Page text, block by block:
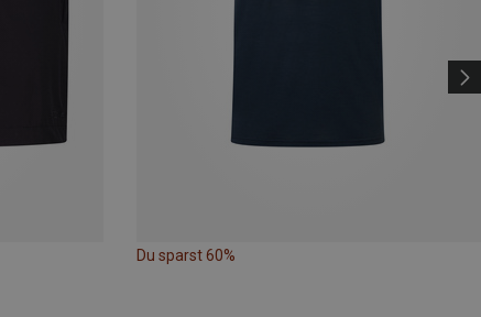
Du sparst 60%